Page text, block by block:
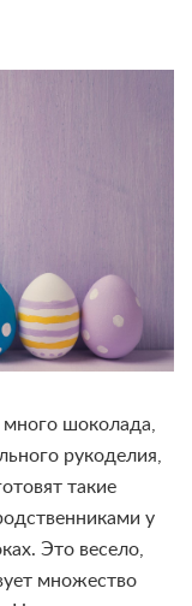
много шоколада,
рукоделия,
такие
у
Это весело,
множество